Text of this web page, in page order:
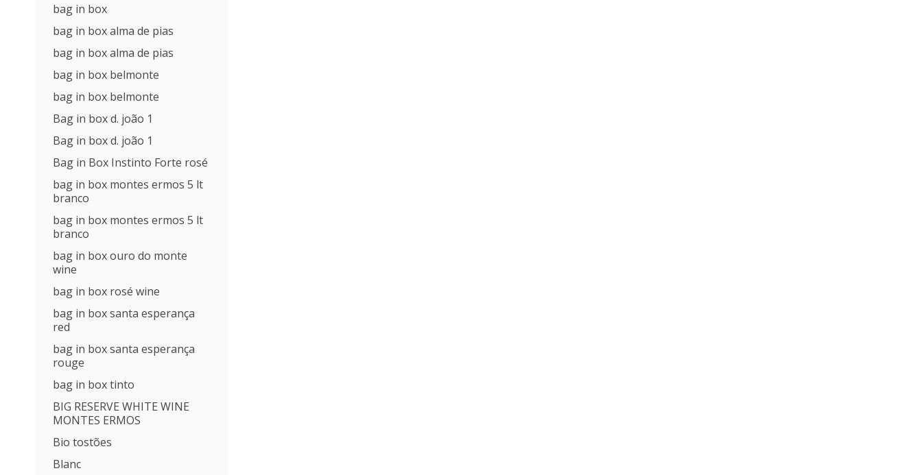
bag in box
bag in box alma de pias
bag in box alma de pias
bag in box belmonte
bag in box belmonte
Bag in box d. joão 1
Bag in box d. joão 1
Bag in Box Instinto Forte rosé
bag in box montes ermos 5 lt
branco
bag in box montes ermos 5 lt
branco
bag in box ouro do monte
wine
bag in box rosé wine
bag in box santa esperança
red
bag in box santa esperança
rouge
bag in box tinto
BIG RESERVE WHITE WINE
MONTES ERMOS
Bio tostões
Blanc